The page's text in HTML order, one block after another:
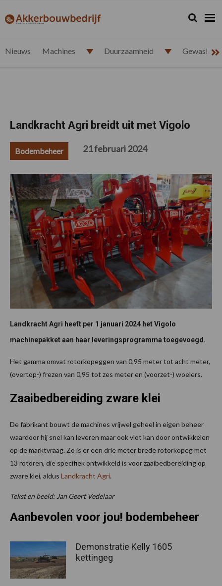
de
de
de
de
akkerbouwbedrijf.nl Zoeken...
Zoek
Nieuws Machines Duurzaamheid
Landkracht Agri breidt uit met Vigolo
Bodembeheer 21 februari 2024
Landkracht Agri heeft per 1 januari 2024 het Vigolo
machinepakket aan haar leveringsprogramma toegevoegd.
Het gamma omvat rotorkopeggen van 0,95 meter tot acht meter,
(overtop-) frezen van 0,95 tot zes meter en (voorzet-) woelers.
Zaaibedbereiding zware klei
De fabrikant bouwt de machines vrijwel geheel in eigen beheer
waardoor hij snel kan leveren maar ook vlot kan door ontwikkelen
op de marktvraag. Zo is er een drie meter brede rotorkopeg met
13 rotoren, die specifiek ontwikkeld is voor zaaibedbereiding op
zware klei, aldus Landkracht Agri.
Tekst en beeld: Jan Geert Vedelaar
Aanbevolen voor jou! bodembeheer
Demonstratie Kelly 1605
kettingeg